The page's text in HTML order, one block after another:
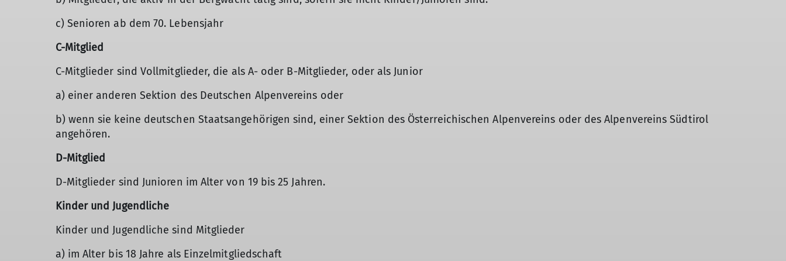
c) Senioren ab dem 70. Lebensjahr
C-Mitglied
C-Mitglieder sind Vollmitglieder, die als A- oder B-Mitglieder, oder als Junior
a) einer anderen Sektion des Deutschen Alpenvereins oder
b) wenn sie keine deutschen Staatsangehörigen sind, einer Sektion des Österreichischen Alpenvereins oder des Alpenvereins Südtirol
angehören.
D-Mitglied
D-Mitglieder sind Junioren im Alter von 19 bis 25 Jahren.
Kinder und Jugendliche
Kinder und Jugendliche sind Mitglieder
a) im Alter bis 18 Jahre als Einzelmitgliedschaft